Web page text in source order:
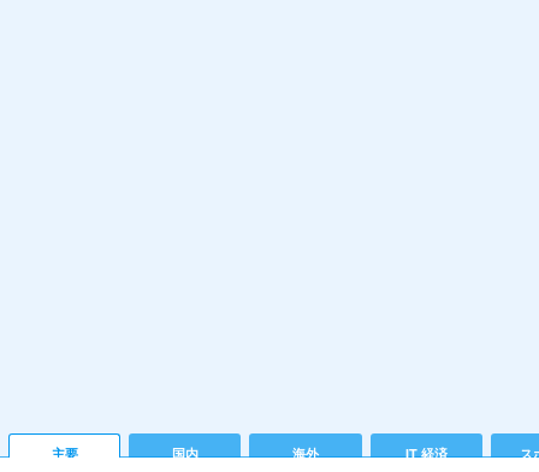
主要 国内 海外 IT 経済 ス